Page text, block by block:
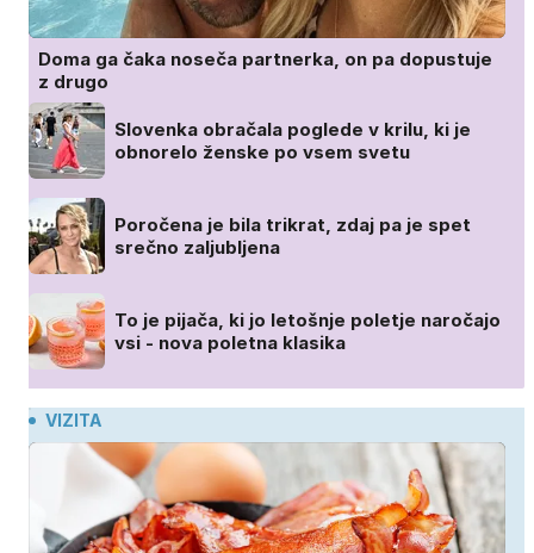
Doma ga čaka noseča partnerka, on pa dopustuje
z drugo
Slovenka obračala poglede v krilu, ki je
obnorelo ženske po vsem svetu
Poročena je bila trikrat, zdaj pa je spet
srečno zaljubljena
To je pijača, ki jo letošnje poletje naročajo
vsi - nova poletna klasika
VIZITA